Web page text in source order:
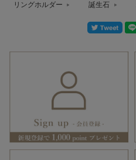
リングホルダー 誕生石